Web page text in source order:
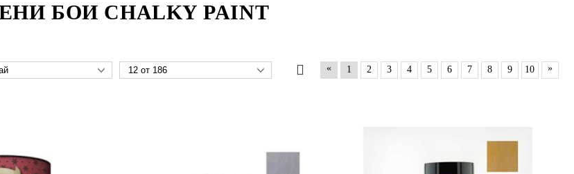
БОИ CHALKY PAINT
« 1 2 3 4 5 6 7 8 9 10 »